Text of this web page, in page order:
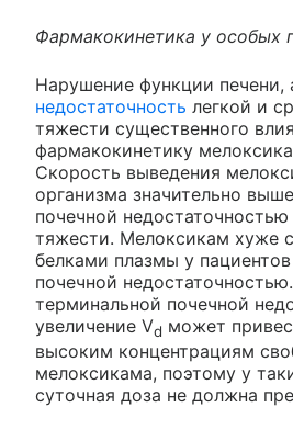
Фармакокинетика у особых
Нарушение функции печени,
недостаточность легкой и
тяжести существенного
фармакокинетику
Скорость выведения
организма значительно
почечной
тяжести. Мелоксикам хуже
белками плазмы у
почечной
терминальной почечной
увеличение Vd может
высоким концентрациям
мелоксикама, поэтому у
суточная доза не должна